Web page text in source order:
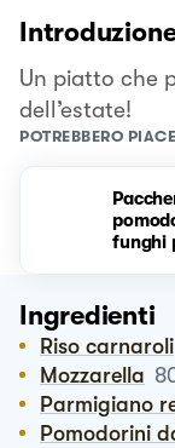
Un piatto che
dell’estate!
POTREBBERO
funghi
Ingredienti
Riso carnaroli
Mozzarella
Parmigiano
Pomodorini